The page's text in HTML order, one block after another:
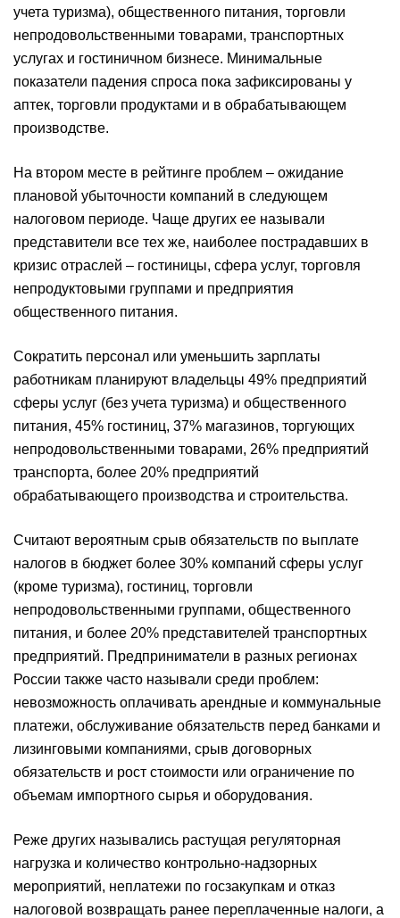
учета туризма), общественного питания, торговли
непродовольственными товарами, транспортных
услугах и гостиничном бизнесе. Минимальные
показатели падения спроса пока зафиксированы у
аптек, торговли продуктами и в обрабатывающем
производстве.
На втором месте в рейтинге проблем – ожидание
плановой убыточности компаний в следующем
налоговом периоде. Чаще других ее называли
представители все тех же, наиболее пострадавших в
кризис отраслей – гостиницы, сфера услуг, торговля
непродуктовыми группами и предприятия
общественного питания.
Сократить персонал или уменьшить зарплаты
работникам планируют владельцы 49% предприятий
сферы услуг (без учета туризма) и общественного
питания, 45% гостиниц, 37% магазинов, торгующих
непродовольственными товарами, 26% предприятий
транспорта, более 20% предприятий
обрабатывающего производства и строительства.
Считают вероятным срыв обязательств по выплате
налогов в бюджет более 30% компаний сферы услуг
(кроме туризма), гостиниц, торговли
непродовольственными группами, общественного
питания, и более 20% представителей транспортных
предприятий. Предприниматели в разных регионах
России также часто называли среди проблем:
невозможность оплачивать арендные и коммунальные
платежи, обслуживание обязательств перед банками и
лизинговыми компаниями, срыв договорных
обязательств и рост стоимости или ограничение по
объемам импортного сырья и оборудования.
Реже других назывались растущая регуляторная
нагрузка и количество контрольно-надзорных
мероприятий, неплатежи по госзакупкам и отказ
налоговой возвращать ранее переплаченные налоги, а